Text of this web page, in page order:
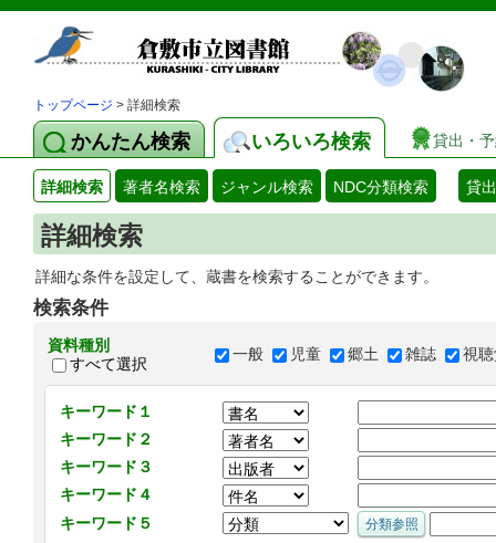
トップページ > 詳細検索
かんたん検索 いろいろ検索 貸出・
詳細検索 著者名検索 ジャンル検索 NDC分類検索 貸
詳細検索
詳細な条件を設定して、蔵書を検索することができます。
検索条件
資料種別
すべて選択
一般 児童 郷土 雑誌 視
キーワード１
キーワード２
キーワード３
キーワード４
キーワード５